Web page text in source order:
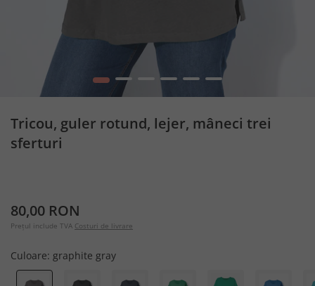
1 2 3 4 5 6
Tricou, guler rotund, lejer, mâneci trei
sferturi
80,00 RON
Prețul include TVA Costuri de livrare
Culoare: graphite gray